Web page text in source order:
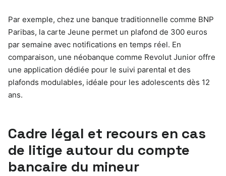
Par exemple, chez une banque traditionnelle comme BNP
Paribas, la carte Jeune permet un plafond de 300 euros
par semaine avec notifications en temps réel. En
comparaison, une néobanque comme Revolut Junior offre
une application dédiée pour le suivi parental et des
plafonds modulables, idéale pour les adolescents dès 12
ans.
Cadre légal et recours en cas
de litige autour du compte
bancaire du mineur